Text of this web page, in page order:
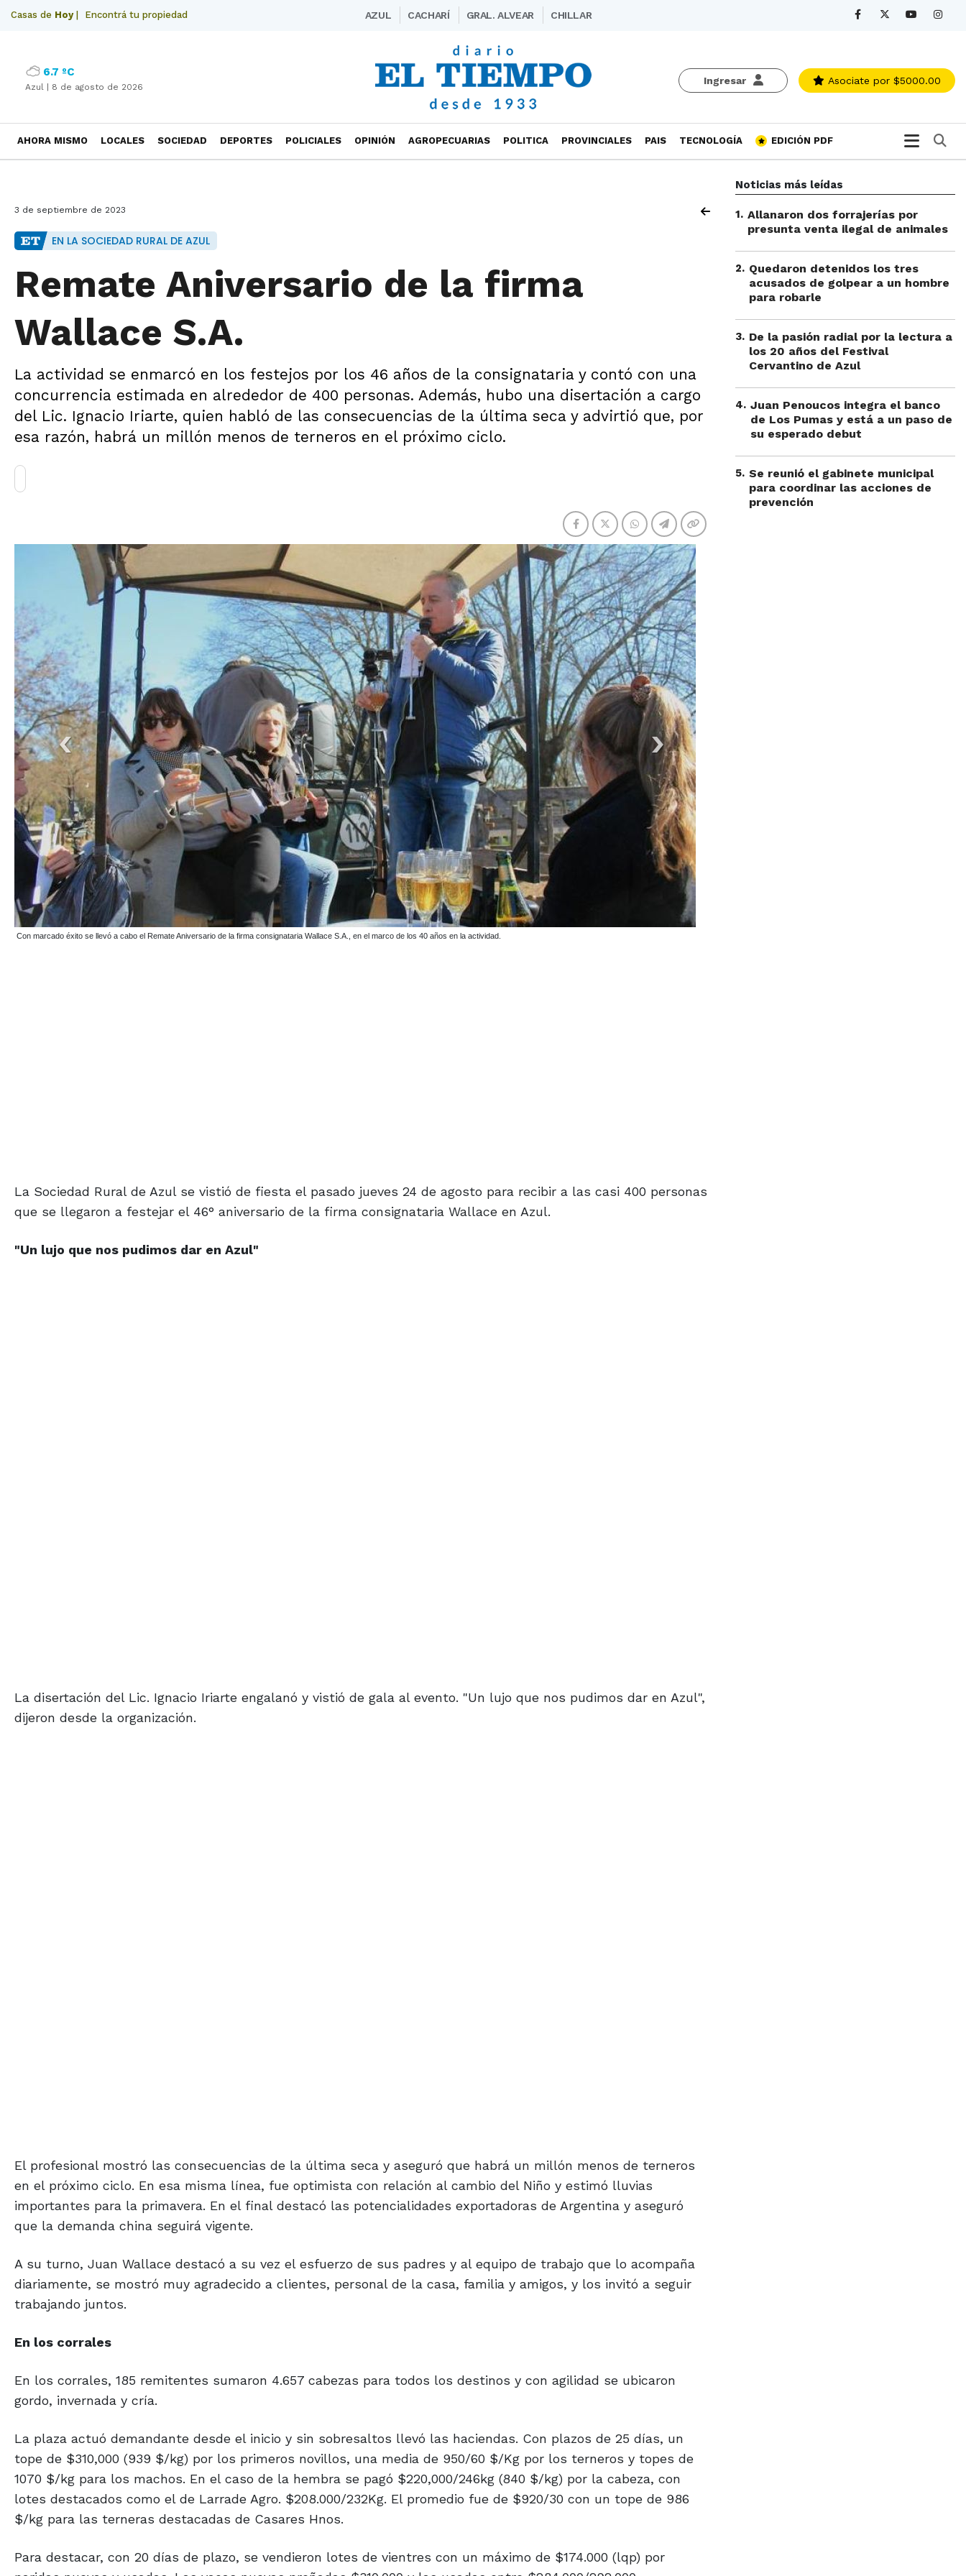
Casas de Hoy| Encontrá tu propiedad AZUL CACHARÍ GRAL. ALVEAR CHILLAR
Ingresar Asociate por $5000.00
6.7 ºC
Azul | 8 de agosto de 2026
AHORA MISMO LOCALES SOCIEDAD DEPORTES POLICIALES OPINIÓN AGROPECUARIAS POLITICA PROVINCIALES PAIS TECNOLOGÍA EDICIÓN PDF
3 de septiembre de 2023
EN LA SOCIEDAD RURAL DE AZUL
Remate Aniversario de la firma
Wallace S.A.
La actividad se enmarcó en los festejos por los 46 años de la consignataria y contó con una
concurrencia estimada en alrededor de 400 personas. Además, hubo una disertación a cargo
del Lic. Ignacio Iriarte, quien habló de las consecuencias de la última seca y advirtió que, por
esa razón, habrá un millón menos de terneros en el próximo ciclo.
que se llegaron a festejar el 46° aniversario de la firma consignataria Wallace en Azul.
dijeron desde la organización.
en el próximo ciclo. En esa misma línea, fue optimista con relación al cambio del Niño y estimó lluvias
importantes para la primavera. En el final destacó las potencialidades exportadoras de Argentina y aseguró
que la demanda china seguirá vigente.
diariamente, se mostró muy agradecido a clientes, personal de la casa, familia y amigos, y los invitó a seguir
trabajando juntos.
gordo, invernada y cría.
tope de $310,000 (939 $/kg) por los primeros novillos, una media de 950/60 $/Kg por los terneros y topes de
1070 $/kg para los machos. En el caso de la hembra se pagó $220,000/246kg (840 $/kg) por la cabeza, con
lotes destacados como el de Larrade Agro. $208.000/232Kg. El promedio fue de $920/30 con un tope de 986
$/kg para las terneras destacadas de Casares Hnos.
paridas nuevas y usadas. Las vacas nuevas preñadas $310.000 y las usadas entre $284.000/292.000.
Noticias más leídas
1. Allanaron dos forrajerías por
presunta venta ilegal de animales
2. Quedaron detenidos los tres
acusados de golpear a un hombre
para robarle
3. De la pasión radial por la lectura a
los 20 años del Festival
Cervantino de Azul
4. Juan Penoucos integra el banco
de Los Pumas y está a un paso de
su esperado debut
5. Se reunió el gabinete municipal
para coordinar las acciones de
prevención